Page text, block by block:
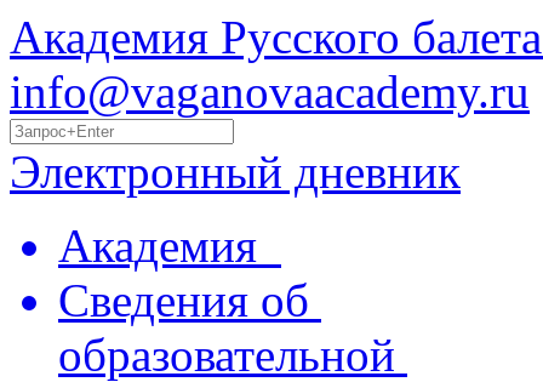
Академия Русского
info@vaganovaacademy.ru
Электронный дневник
Академия
Сведения об
образовательной